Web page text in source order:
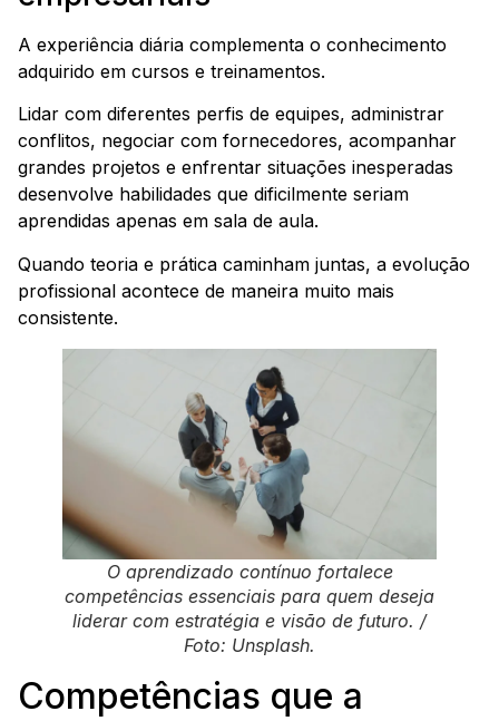
A experiência diária complementa o conhecimento
adquirido em cursos e treinamentos.
Lidar com diferentes perfis de equipes, administrar
conflitos, negociar com fornecedores, acompanhar
grandes projetos e enfrentar situações inesperadas
desenvolve habilidades que dificilmente seriam
aprendidas apenas em sala de aula.
Quando teoria e prática caminham juntas, a evolução
profissional acontece de maneira muito mais
consistente.
O aprendizado contínuo fortalece
competências essenciais para quem deseja
liderar com estratégia e visão de futuro. /
Foto: Unsplash.
Competências que a